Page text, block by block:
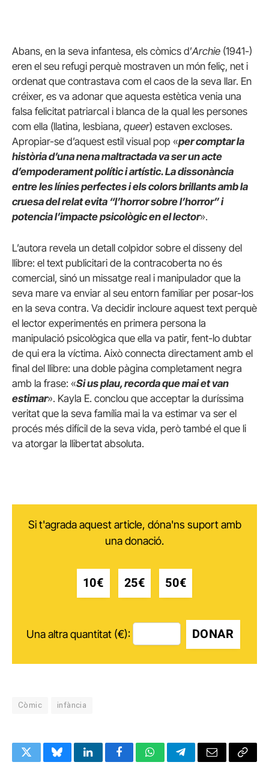
Abans, en la seva infantesa, els còmics d’Archie (1941-)
eren el seu refugi perquè mostraven un món feliç, net i
ordenat que contrastava com el caos de la seva llar. En
créixer, es va adonar que aquesta estètica venia una
falsa felicitat patriarcal i blanca de la qual les persones
com ella (llatina, lesbiana, queer) estaven excloses.
Apropiar-se d’aquest estil visual pop «per comptar la
història d’una nena maltractada va ser un acte
d’empoderament polític i artístic. La dissonància
entre les línies perfectes i els colors brillants amb la
cruesa del relat evita “l’horror sobre l’horror” i
potencia l’impacte psicològic en el lector».
L’autora revela un detall colpidor sobre el disseny del
llibre: el text publicitari de la contracoberta no és
comercial, sinó un missatge real i manipulador que la
seva mare va enviar al seu entorn familiar per posar-los
en la seva contra. Va decidir incloure aquest text perquè
el lector experimentés en primera persona la
manipulació psicològica que ella va patir, fent-lo dubtar
de qui era la víctima. Això connecta directament amb el
final del llibre: una doble pàgina completament negra
amb la frase: «Si us plau, recorda que mai et van
estimar». Kayla E. conclou que acceptar la duríssima
veritat que la seva família mai la va estimar va ser el
procés més difícil de la seva vida, però també el que li
va atorgar la llibertat absoluta.
Si t'agrada aquest article, dóna'ns suport amb
una donació.
10€ 25€ 50€
Una altra quantitat (€): DONAR
Còmic infància
TwitterBlueskyLinkedInFacebookWhatsAppTelegramEmail Copy